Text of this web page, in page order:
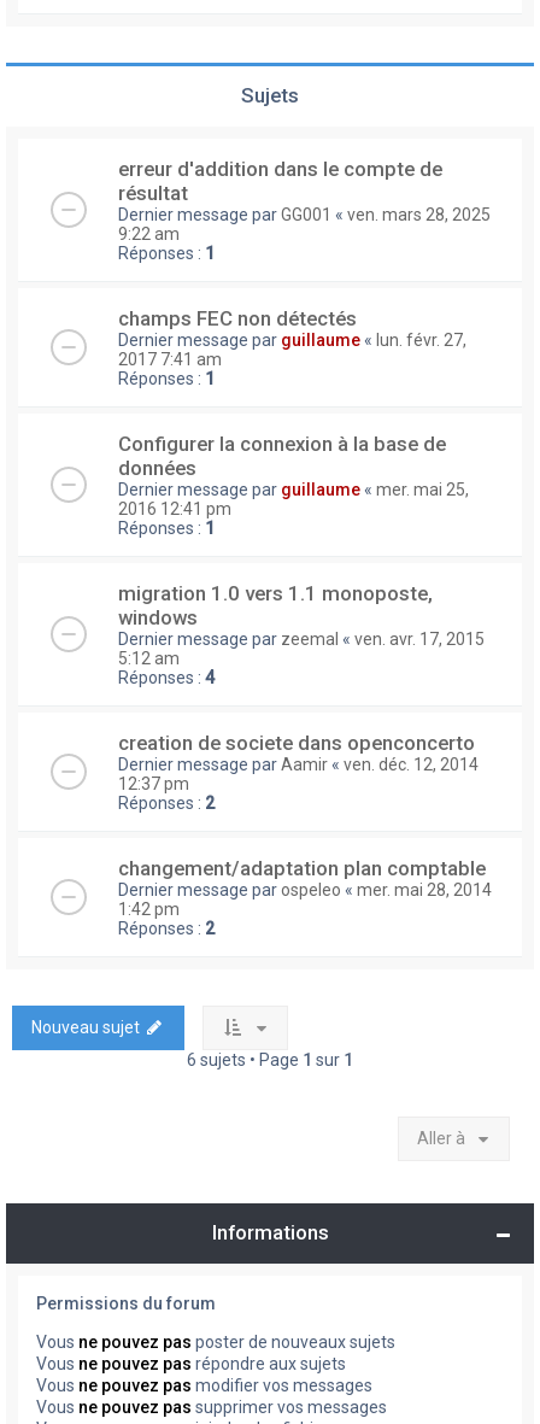
Sujets
erreur d'addition dans le compte de
résultat
Dernier message parGG001 « ven. mars 28, 2025
9:22 am
Réponses : 1
champs FEC non détectés
Dernier message par guillaume « lun. févr. 27,
2017 7:41 am
Réponses : 1
Configurer la connexion à la base de
données
Dernier message par guillaume « mer. mai 25,
2016 12:41 pm
Réponses : 1
migration 1.0 vers 1.1 monoposte,
windows
Dernier message par zeemal « ven. avr. 17, 2015
5:12 am
Réponses : 4
creation de societe dans openconcerto
Dernier message parAamir « ven. déc. 12, 2014
12:37 pm
Réponses : 2
changement/adaptation plan comptable
Dernier message parospeleo « mer. mai 28, 2014
1:42 pm
Réponses : 2
Nouveau sujet
6 sujets • Page 1 sur 1
Aller à
Informations
Permissions du forum
Vous ne pouvez pas poster de nouveaux sujets
Vous ne pouvez pas répondre aux sujets
Vous ne pouvez pas modifier vos messages
Vous ne pouvez pas supprimer vos messages